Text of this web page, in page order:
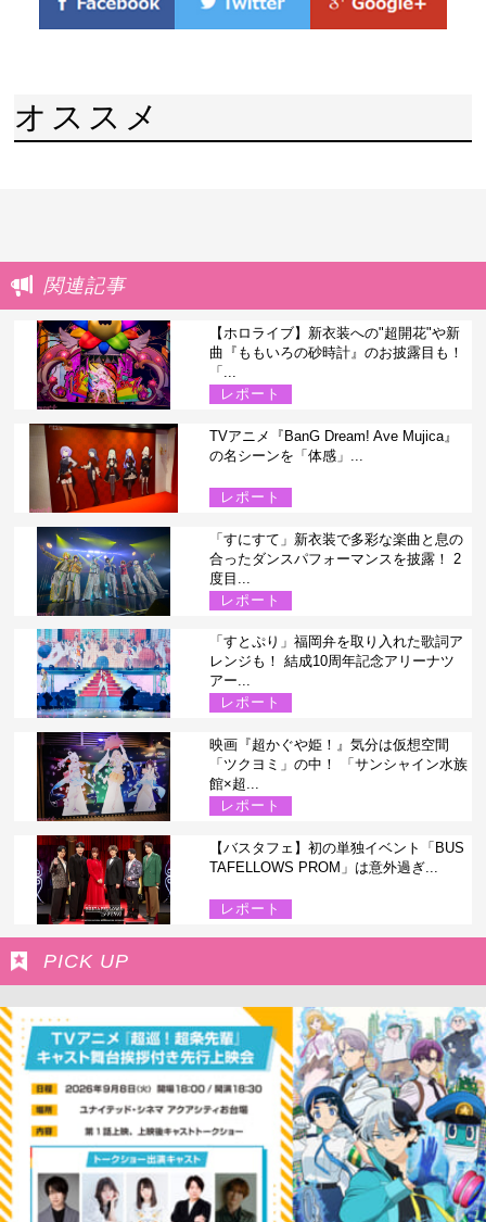
オススメ
関連記事
【ホロライブ】新衣装への"超開花"や新
曲『ももいろの砂時計』のお披露目も！
「...
レポート
TVアニメ『BanG Dream! Ave Mujica』
の名シーンを「体感」...
レポート
「すにすて」新衣装で多彩な楽曲と息の
合ったダンスパフォーマンスを披露！ 2
度目...
レポート
「すとぷり」福岡弁を取り入れた歌詞ア
レンジも！ 結成10周年記念アリーナツ
アー...
レポート
映画『超かぐや姫！』気分は仮想空間
「ツクヨミ」の中！ 「サンシャイン水族
館×超...
レポート
【バスタフェ】初の単独イベント「BUS
TAFELLOWS PROM」は意外過ぎ...
レポート
PICK UP